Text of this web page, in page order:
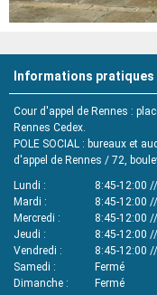
Informations pratiques
Cour d'appel de Rennes :
Rennes Cedex.
POLE SOCIAL : bureaux et
d'appel de Rennes / 72,
Lundi
8:45-12:00
Mardi
8:45-12:00
Mercredi
8:45-12:00
Jeudi
8:45-12:00
Vendredi
8:45-12:00
Samedi
Fermé
Dimanche
Fermé